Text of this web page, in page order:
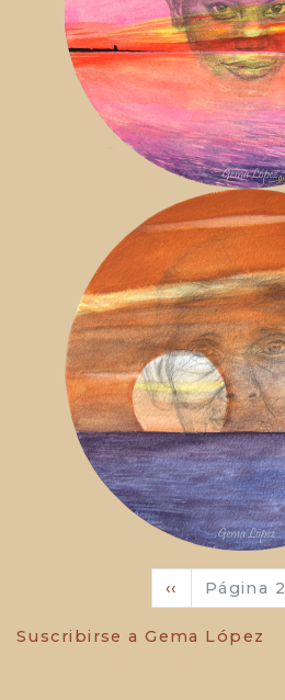
Página
anterior
‹‹ Página 2
Suscribirse a Gema López